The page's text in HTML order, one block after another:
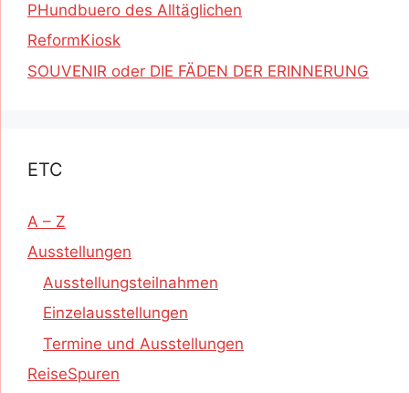
PHundbuero des Alltäglichen
ReformKiosk
SOUVENIR oder DIE FÄDEN DER ERINNERUNG
ETC
A – Z
Ausstellungen
Ausstellungsteilnahmen
Einzelausstellungen
Termine und Ausstellungen
ReiseSpuren